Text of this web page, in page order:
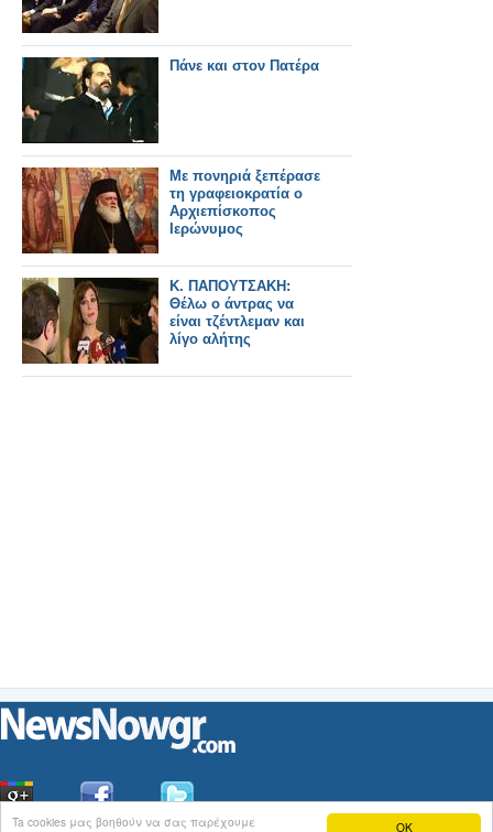
OK
Ta cookies μας βοηθούν να σας παρέχουμε
Πάνε και στον Πατέρα
Με πονηριά ξεπέρασε
τη γραφειοκρατία ο
Αρχιεπίσκοπος
Ιερώνυμος
Κ. ΠΑΠΟΥΤΣΑΚΗ:
Θέλω ο άντρας να
είναι τζέντλεμαν και
λίγο αλήτης